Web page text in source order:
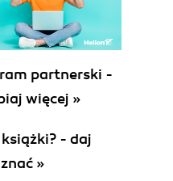
Almost Data Typing
through
Setters
partnerski -
więcej »
- daj
»